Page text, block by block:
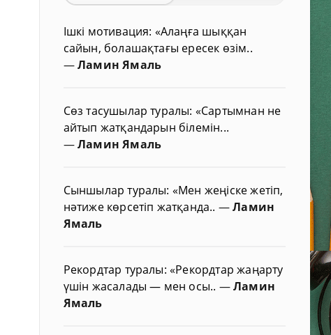
Ішкі мотивация: «Алаңға шыққан
сайын, болашақтағы ересек өзім..
—Ламин Ямаль
Сөз тасушылар туралы: «Сартымнан не
айтып жатқандарын білемін...
—Ламин Ямаль
Сыншылар туралы: «Мен жеңіске жетіп,
нәтиже көрсетіп жатқанда.. —Ламин
Ямаль
Рекордтар туралы: «Рекордтар жаңарту
үшін жасалады — мен осы.. —Ламин
Ямаль